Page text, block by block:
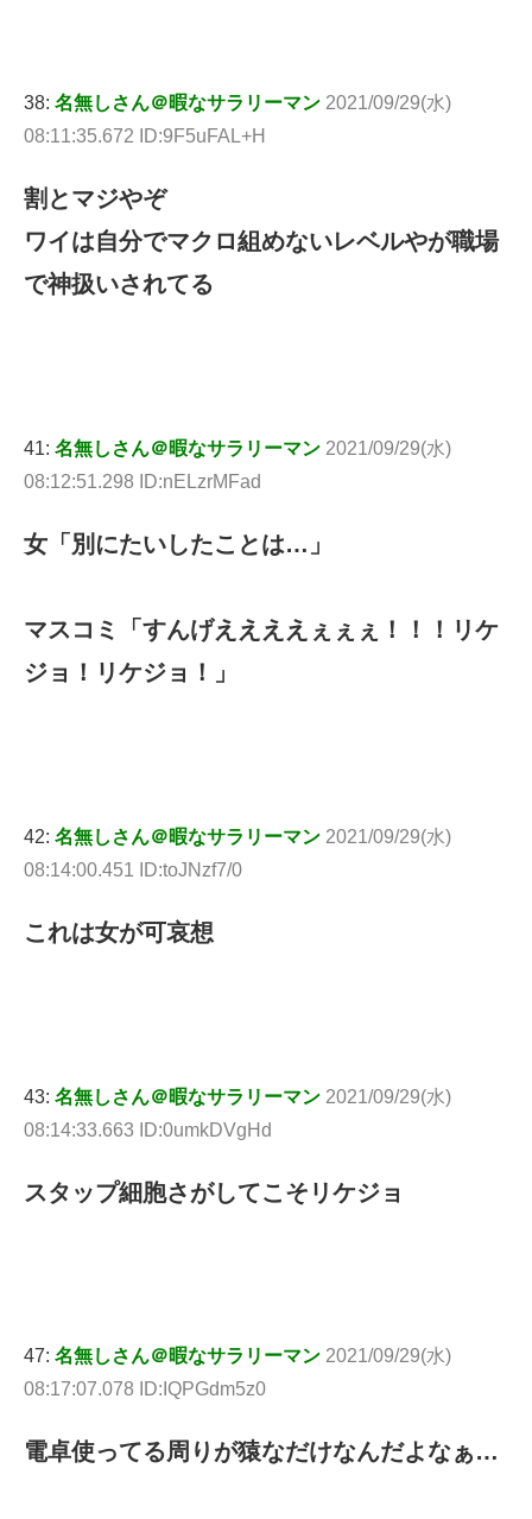
38: 名無しさん＠暇なサラリーマン 2021/09/29(水)
08:11:35.672 ID:9F5uFAL+H
割とマジやぞ
ワイは自分でマクロ組めないレベルやが職場
で神扱いされてる
41: 名無しさん＠暇なサラリーマン 2021/09/29(水)
08:12:51.298 ID:nELzrMFad
女「別にたいしたことは…」
マスコミ「すんげええええぇぇぇ！！！リケ
ジョ！リケジョ！」
42: 名無しさん＠暇なサラリーマン 2021/09/29(水)
08:14:00.451 ID:toJNzf7/0
これは女が可哀想
43: 名無しさん＠暇なサラリーマン 2021/09/29(水)
08:14:33.663 ID:0umkDVgHd
スタップ細胞さがしてこそリケジョ
47: 名無しさん＠暇なサラリーマン 2021/09/29(水)
08:17:07.078 ID:IQPGdm5z0
電卓使ってる周りが猿なだけなんだよなぁ…